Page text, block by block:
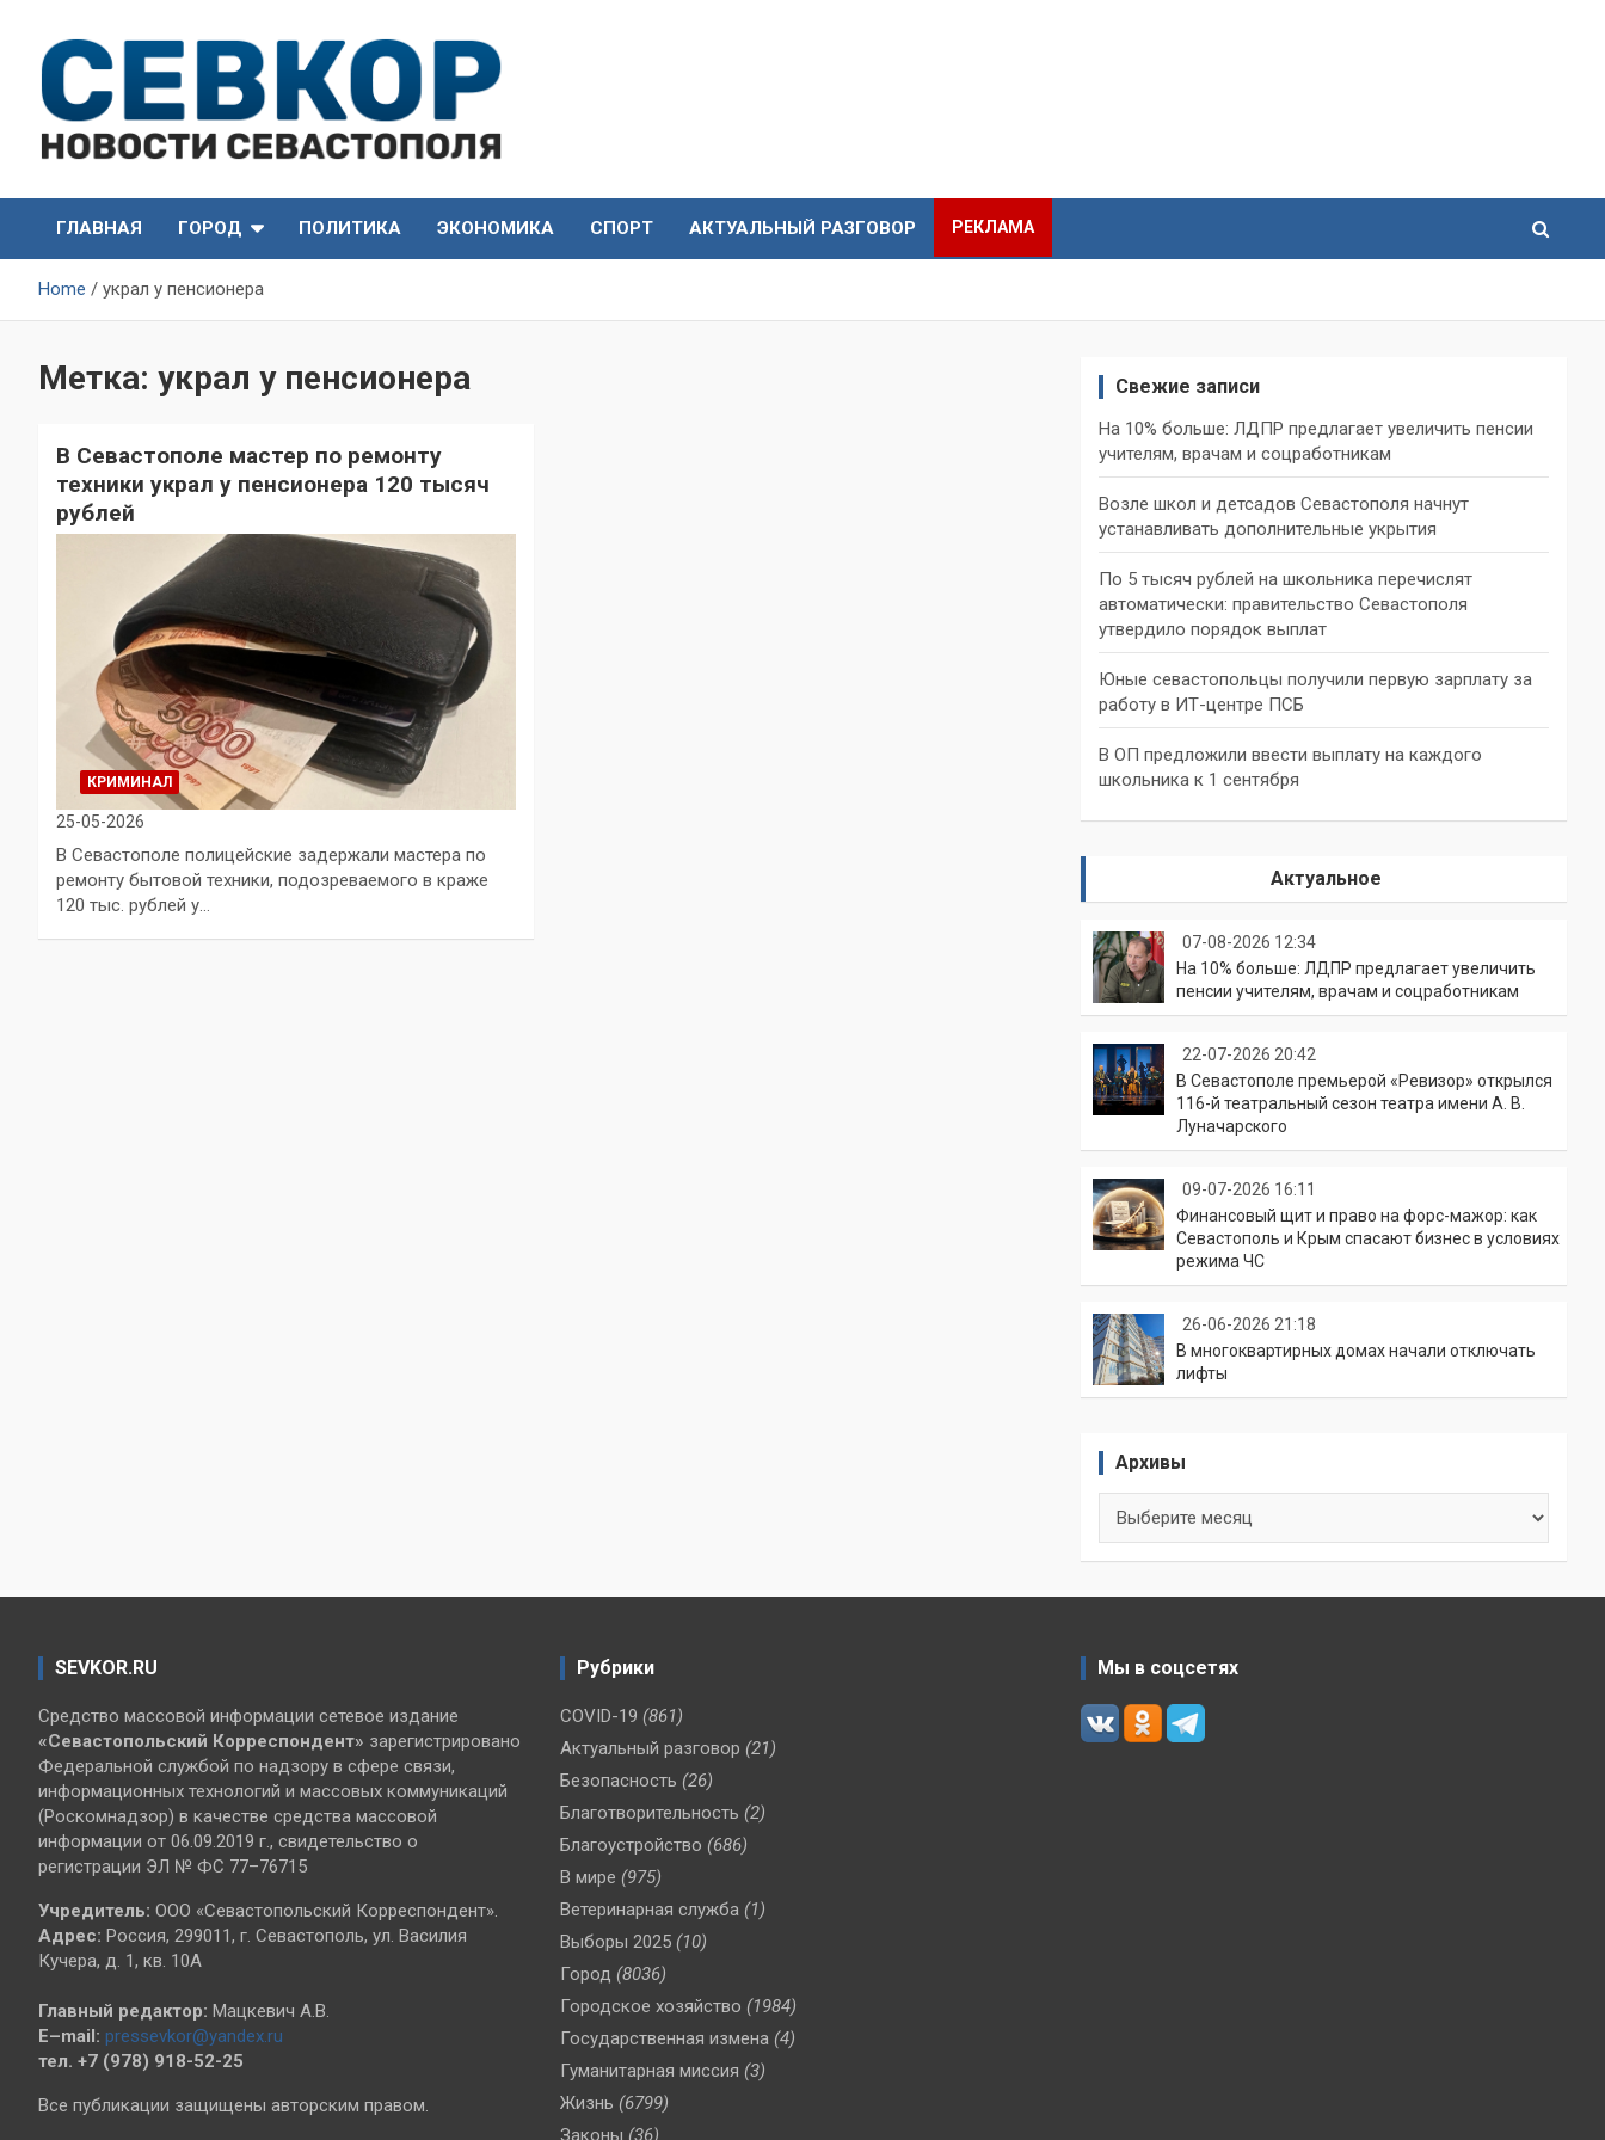
content
СевКор — Новости
Севастополя
Севастополя
ГЛАВНАЯ
ГОРОД ПОЛИТИКА ЭКОНОМИКА СПОРТ АКТУАЛЬНЫЙ РАЗГОВОР РЕКЛАМА
Home украл у пенсионера
Метка: украл у пенсионера
В Севастополе мастер по ремонту
техники украл у пенсионера 120 тысяч
рублей
КРИМИНАЛ
25-05-2026
В Севастополе полицейские задержали мастера по
ремонту бытовой техники, подозреваемого в краже
120 тыс. рублей у…
Свежие записи
На 10% больше: ЛДПР предлагает увеличить пенсии
учителям, врачам и соцработникам
Возле школ и детсадов Севастополя начнут
устанавливать дополнительные укрытия
По 5 тысяч рублей на школьника перечислят
автоматически: правительство Севастополя
утвердило порядок выплат
Юные севастопольцы получили первую зарплату за
работу в ИТ-центре ПСБ
В ОП предложили ввести выплату на каждого
школьника к 1 сентября
Актуальное
07-08-2026 12:34
На 10% больше: ЛДПР предлагает увеличить
пенсии учителям, врачам и соцработникам
22-07-2026 20:42
В Севастополе премьерой «Ревизор» открылся
116-й театральный сезон театра имени А. В.
Луначарского
09-07-2026 16:11
Финансовый щит и право на форс-мажор: как
Севастополь и Крым спасают бизнес в условиях
режима ЧС
26-06-2026 21:18
В многоквартирных домах начали отключать
лифты
Архивы
SEVKOR.RU
Средство массовой информации сетевое издание
«Севастопольский Корреспондент» зарегистрировано
Федеральной службой по надзору в сфере связи,
информационных технологий и массовых коммуникаций
(Роскомнадзор) в качестве средства массовой
информации от 06.09.2019 г., свидетельство о
регистрации ЭЛ № ФС 77–76715
Учредитель: ООО «Севастопольский Корреспондент».
Адрес: Россия, 299011, г. Севастополь, ул. Василия
Кучера, д. 1, кв. 10А
Главный редактор: Мацкевич А.В.
E–mail: pressevkor@yandex.ru
тел. +7 (978) 918-52-25
Все публикации защищены авторским правом.
Рубрики
COVID-19 (861)
Актуальный разговор (21)
Безопасность (26)
Благотворительность (2)
Благоустройство (686)
В мире (975)
Ветеринарная служба (1)
Выборы 2025 (10)
Город (8036)
Городское хозяйство (1984)
Государственная измена (4)
Гуманитарная миссия (3)
Жизнь (6799)
Законы (36)
Мы в соцсетях